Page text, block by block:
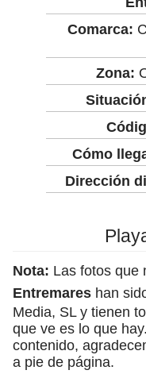
Comarca:
Zona:
Cómo
Dirección
Nota: Las fotos que
Entremares han
Media, SL y tienen
que ve es lo que
contenido,
a pie de página.